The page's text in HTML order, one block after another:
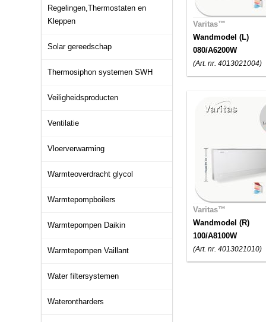
Regelingen,Thermostaten en
Kleppen
Solar gereedschap
Thermosiphon systemen SWH
Veiligheidsproducten
Ventilatie
Vloerverwarming
Warmteoverdracht glycol
Warmtepompboilers
Warmtepompen Daikin
Warmtepompen Vaillant
Water filtersystemen
Waterontharders
Varitas™
Wandmodel (L)
080/A6200W
(Art. nr. 4013021004)
Varitas™
Wandmodel (R)
100/A8100W
(Art. nr. 4013021010)